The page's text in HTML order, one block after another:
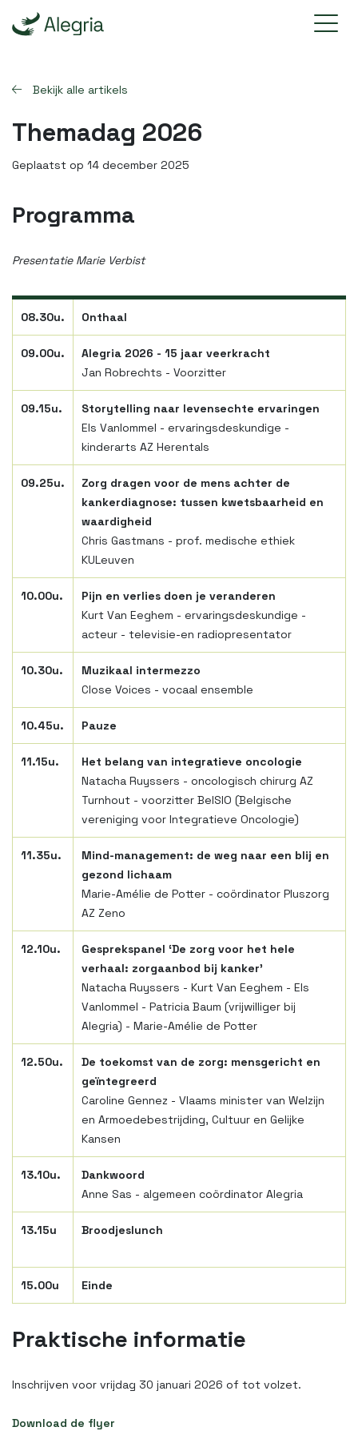
Bekijk alle artikels
Themadag 2026
Geplaatst op 14 december 2025
Programma
Presentatie Marie Verbist
08.30u. Onthaal
09.00u.
Alegria 2026 - 15 jaar veerkracht
Jan Robrechts - Voorzitter
09.15u.
Storytelling naar levensechte ervaringen
Els Vanlommel - ervaringsdeskundige -
kinderarts AZ Herentals
09.25u.
Zorg dragen voor de mens achter de
kankerdiagnose: tussen kwetsbaarheid en
waardigheid
Chris Gastmans - prof. medische ethiek
KULeuven
10.00u.
Pijn en verlies doen je veranderen
Kurt Van Eeghem - ervaringsdeskundige -
acteur - televisie-en radiopresentator
10.30u.
Muzikaal intermezzo
Close Voices - vocaal ensemble
10.45u. Pauze
11.15u.
Het belang van integratieve oncologie
Natacha Ruyssers - oncologisch chirurg AZ
Turnhout - voorzitter BelSIO (Belgische
vereniging voor Integratieve Oncologie)
11.35u.
Mind-management: de weg naar een blij en
gezond lichaam
Marie-Amélie de Potter - coördinator Pluszorg
AZ Zeno
12.10u.
Gesprekspanel ‘De zorg voor het hele
verhaal: zorgaanbod bij kanker’
Natacha Ruyssers - Kurt Van Eeghem - Els
Vanlommel - Patricia Baum (vrijwilliger bij
Alegria) - Marie-Amélie de Potter
12.50u.
De toekomst van de zorg: mensgericht en
geïntegreerd
Caroline Gennez - Vlaams minister van Welzijn
en Armoedebestrijding, Cultuur en Gelijke
Kansen
13.10u.
Dankwoord
Anne Sas - algemeen coördinator Alegria
13.15u Broodjeslunch
15.00u Einde
Praktische informatie
Inschrijven voor vrijdag 30 januari 2026 of tot volzet.
Download de flyer